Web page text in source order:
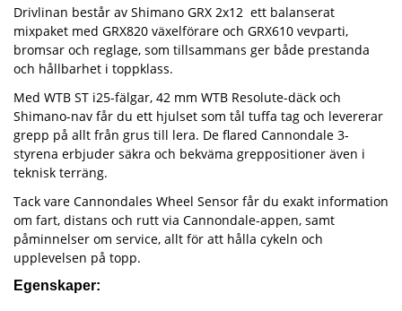
Drivlinan består av Shimano GRX 2x12 ett balanserat
mixpaket med GRX820 växelförare och GRX610 vevparti,
bromsar och reglage, som tillsammans ger både prestanda
och hållbarhet i toppklass.
Med WTB ST i25-fälgar, 42 mm WTB Resolute-däck och
Shimano-nav får du ett hjulset som tål tuffa tag och levererar
grepp på allt från grus till lera. De flared Cannondale 3-
styrena erbjuder säkra och bekväma greppositioner även i
teknisk terräng.
Tack vare Cannondales Wheel Sensor får du exakt information
om fart, distans och rutt via Cannondale-appen, samt
påminnelser om service, allt för att hålla cykeln och
upplevelsen på topp.
Egenskaper: